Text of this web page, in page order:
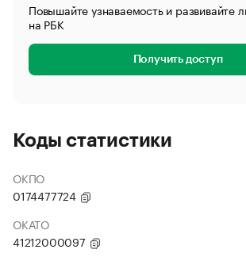
Повышайте узнаваемость и развивайте
на РБК
Получить доступ
Коды статистики
ОКПО
0174477724
ОКАТО
41212000097